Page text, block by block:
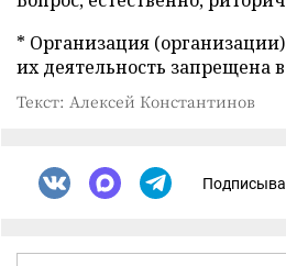
* Организация
их деятельность запрещена
Текст: Алексей Константинов